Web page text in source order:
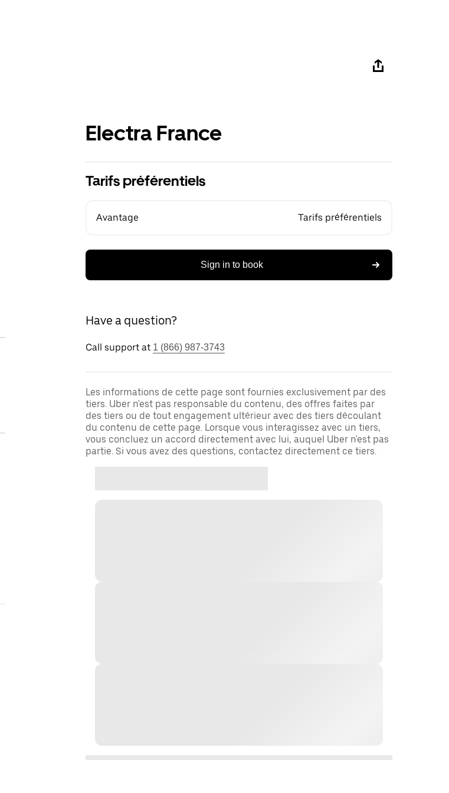
Electra France
Tarifs préférentiels
Avantage Tarifs préférentiels
Sign in to book
Have a question?
Call support at 1 (866) 987-3743
Les informations de cette page sont fournies exclusivement par des
tiers. Uber n'est pas responsable du contenu, des offres faites par
des tiers ou de tout engagement ultérieur avec des tiers découlant
du contenu de cette page. Lorsque vous interagissez avec un tiers,
vous concluez un accord directement avec lui, auquel Uber n'est pas
partie. Si vous avez des questions, contactez directement ce tiers.